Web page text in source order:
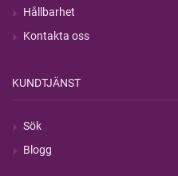
Hållbarhet
Kontakta oss
KUNDTJÄNST
Sök
Blogg